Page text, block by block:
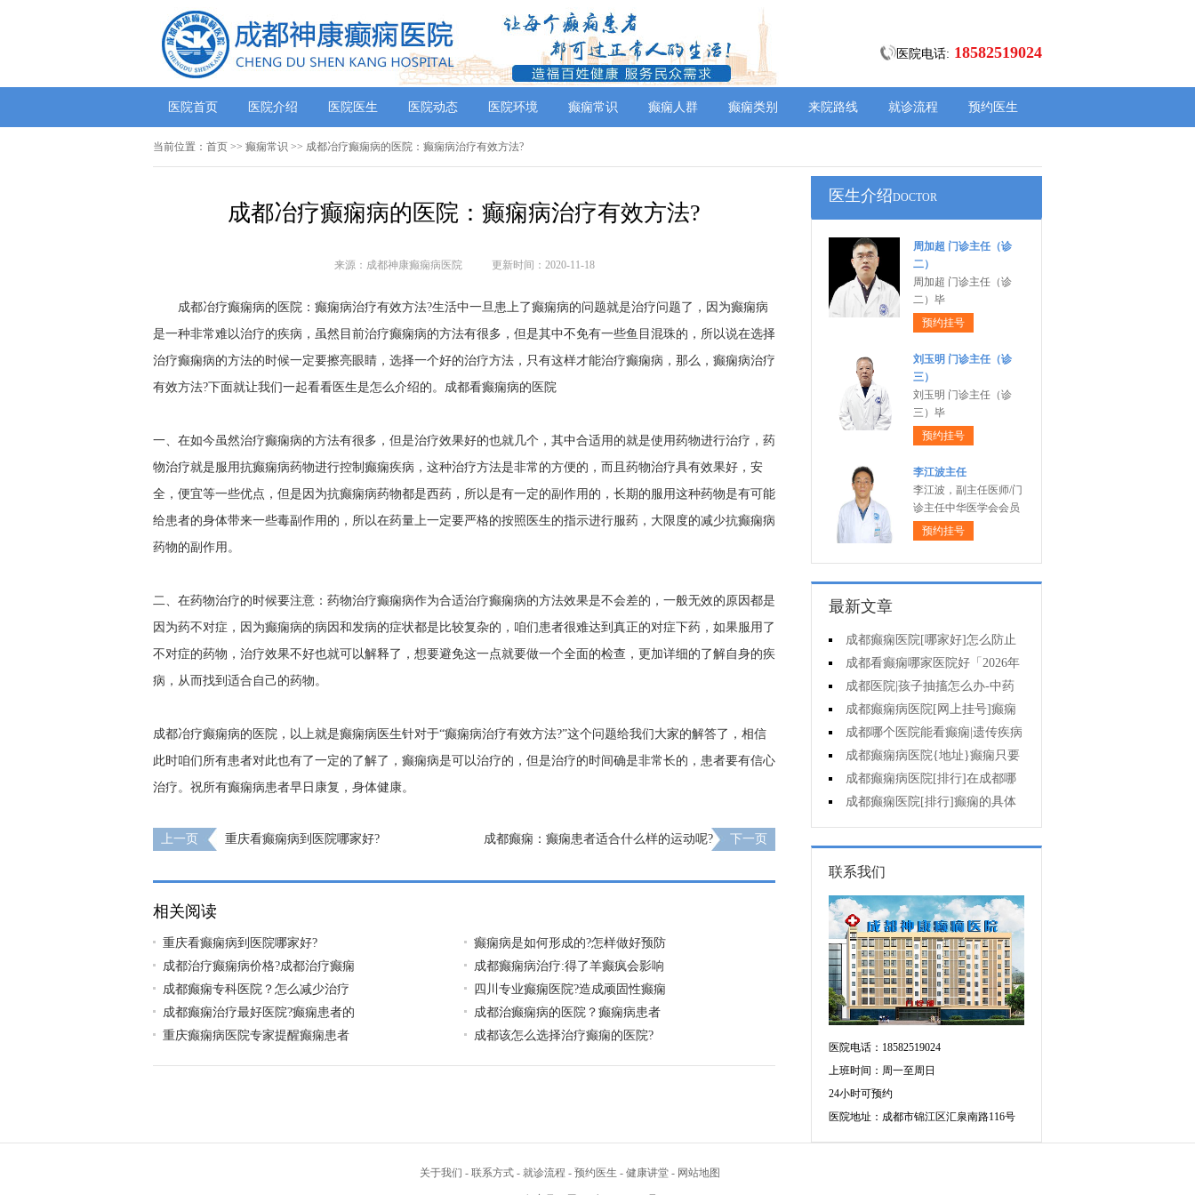
医院电话: 18582519024
医院首页 医院介绍 医院医生 医院动态 医院环境 癫痫常识 癫痫人群 癫痫类别 来院路线 就诊流程 预约医生
当前位置： 首页 >> 癫痫常识 >> 成都冶疗癫痫病的医院：癫痫病治疗有效方法?
成都冶疗癫痫病的医院：癫痫病治疗有效方法?
来源：成都神康癫痫病医院 更新时间：2020-11-18
成都冶疗癫痫病的医院：癫痫病治疗有效方法?生活中一旦患上了癫痫病的问题就是治疗问题了，因为癫痫病
是一种非常难以治疗的疾病，虽然目前治疗癫痫病的方法有很多，但是其中不免有一些鱼目混珠的，所以说在选择
治疗癫痫病的方法的时候一定要擦亮眼睛，选择一个好的治疗方法，只有这样才能治疗癫痫病，那么，癫痫病治疗
有效方法?下面就让我们一起看看医生是怎么介绍的。 成都看癫痫病的医院
一、在如今虽然治疗癫痫病的方法有很多，但是治疗效果好的也就几个，其中合适用的就是使用药物进行治疗，药
物治疗就是服用抗癫痫病药物进行控制癫痫疾病，这种治疗方法是非常的方便的，而且药物治疗具有效果好，安
全，便宜等一些优点，但是因为抗癫痫病药物都是西药，所以是有一定的副作用的，长期的服用这种药物是有可能
给患者的身体带来一些毒副作用的，所以在药量上一定要严格的按照医生的指示进行服药，大限度的减少抗癫痫病
药物的副作用。
二、在药物治疗的时候要注意：药物治疗癫痫病作为合适治疗癫痫病的方法效果是不会差的，一般无效的原因都是
因为药不对症，因为癫痫病的病因和发病的症状都是比较复杂的，咱们患者很难达到真正的对症下药，如果服用了
不对症的药物，治疗效果不好也就可以解释了，想要避免这一点就要做一个全面的检查，更加详细的了解自身的疾
病，从而找到适合自己的药物。
成都冶疗癫痫病的医院，以上就是癫痫病医生针对于“癫痫病治疗有效方法?”这个问题给我们大家的解答了，相信
此时咱们所有患者对此也有了一定的了解了，癫痫病是可以治疗的，但是治疗的时间确是非常长的，患者要有信心
治疗。祝所有癫痫病患者早日康复，身体健康。
上一页 重庆看癫痫病到医院哪家好? 成都癫痫：癫痫患者适合什么样的运动呢? 下一页
相关阅读
重庆看癫痫病到医院哪家好?
癫痫病是如何形成的?怎样做好预防
成都治疗癫痫病价格?成都治疗癫痫
成都癫痫病治疗:得了羊癫疯会影响
成都癫痫专科医院？怎么减少治疗
四川专业癫痫医院?造成顽固性癫痫
成都癫痫治疗最好医院?癫痫患者的
成都治癫痫病的医院？癫痫病患者
重庆癫痫病医院专家提醒癫痫患者
成都该怎么选择治疗癫痫的医院?
医生介绍DOCTOR
周加超 门诊主任（诊
二）
周加超 门诊主任（诊
二）毕
预约挂号
刘玉明 门诊主任（诊
三）
刘玉明 门诊主任（诊
三）毕
预约挂号
李江波主任
李江波，副主任医师/门
诊主任中华医学会会员
预约挂号
最新文章
成都癫痫医院[哪家好]怎么防止
癫痫发作?
成都看癫痫哪家医院好「2026年
度公布」生活中容易被忽视的癫痫
诱因有哪些?
成都医院|孩子抽搐怎么办-中药
治疗癫痫可以治好吗?
成都癫痫病医院[网上挂号]癫痫
的日常护理要点有哪些?
成都哪个医院能看癫痫|遗传疾病
中有癫痫吗?
成都癫痫病医院{地址}癫痫只要
手术就能治好吗?
成都癫痫病医院[排行]在成都哪
个医院专治儿童癫痫好?
成都癫痫医院[排行]癫痫的具体
症状有哪些?
联系我们
医院电话：18582519024
上班时间：周一至周日
24小时可预约
医院地址：成都市锦江区汇泉南路116号
关于我们 - 联系方式 - 就诊流程 - 预约医生 - 健康讲堂 - 网站地图